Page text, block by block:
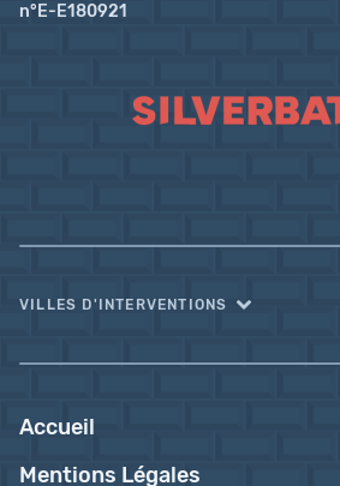
n°E-E180921
VILLES D'INTERVENTIONS
Accueil
Mentions Légales